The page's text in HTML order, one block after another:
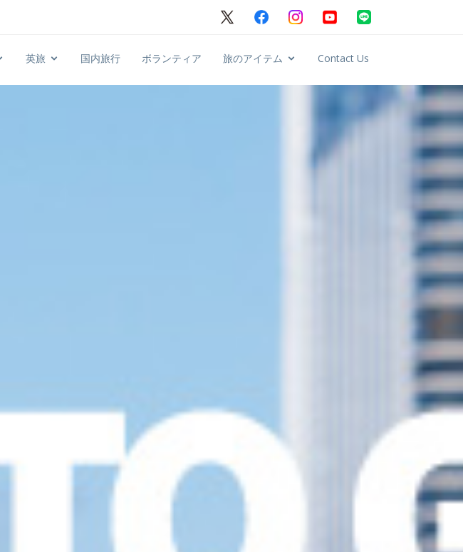
英旅 国内旅行 ボランティア 旅のアイテム Contact Us